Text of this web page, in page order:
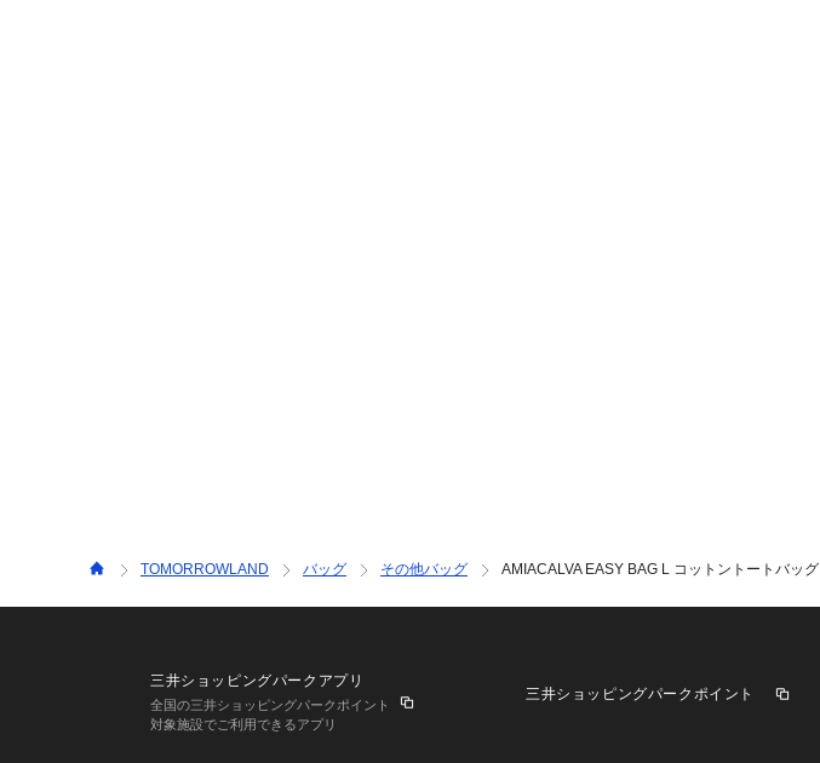
TOMORROWLAND バッグ その他バッグ AMIACALVA EASY BAG L コットントートバッグ
三井ショッピングパークアプリ
全国の三井ショッピングパークポイント
対象施設でご利用できるアプリ
三井ショッピングパークポイント